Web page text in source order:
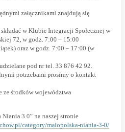
załącznikami znajdują się
w Klubie Integracji Społecznej w
72, w godz. 7:00 – 15:00
oraz w godz. 7:00 – 17:00 (w
pod nr tel. 33 876 42 92.
potrzebami prosimy o kontakt
ze środków województwa
3.0” na naszej stronie
category/malopolska-niania-3-0/